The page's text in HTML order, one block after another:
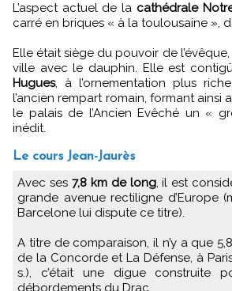
L’aspect actuel de la cathédrale
carré en briques « à la toulousaine »,
Elle était siège du pouvoir de
ville avec le dauphin. Elle est
Hugues, à l’ornementation plus
l’ancien rempart romain, formant ainsi
le palais de l’Ancien Evêché un «
inédit.
Le cours Jean-Jaurès
Avec ses 7,8 km de long, il est
grande avenue rectiligne d’Europe
Barcelone lui dispute ce titre).
A titre de comparaison, il n’y a que
de la Concorde et La Défense, à
s.), c’était une digue construite
débordements du Drac.